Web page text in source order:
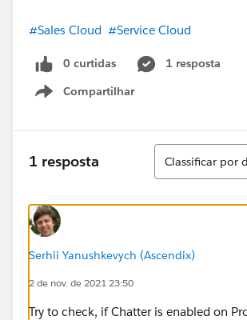
#Sales Cloud #Service Cloud
0 curtidas
1 resposta
Compartilhar
Show menu
1 resposta
Classificar
Classificar por
Serhii Yanushkevych (Ascendix)
2 de nov. de 2021 23:50
Try to check, if Chatter is enabled on